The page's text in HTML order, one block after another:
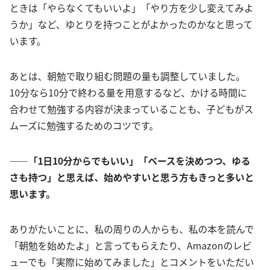
ときは「やらなくてもいいよ」「やり方を少し変えてみよ
うか」など、ゆとりを持つことがよかったのかなと思って
います。
あとは、朝勉で取り組む問題の量も調整していました。
10分なら10分で終わる量を用意するなど、かける時間に
合わせて勉強する内容が決まっていることも、子どもがス
ムーズに勉強するためのコツです。
――「1日10分からでもいい」「ベースを決めつつ、ゆる
さも持つ」と思えば、始めやすいと思う方もきっと多いと
思います。
ありがたいことに、私の周りの人からも、私の本を読んで
「朝勉を始めたよ」と言ってもらえたり、Amazonのレビ
ューでも「実際に始めてみました」とコメントをいただい